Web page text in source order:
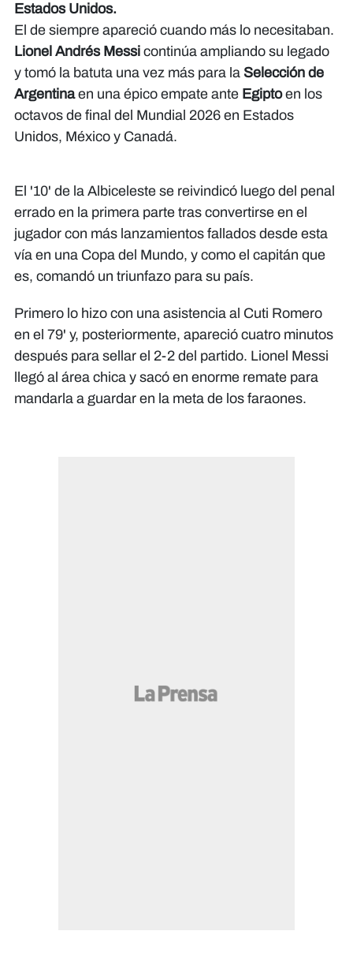
Estados Unidos.
El de siempre apareció cuando más lo necesitaban.
Lionel Andrés Messi continúa ampliando su legado
y tomó la batuta una vez más para la Selección de
Argentinaen una épico empate ante Egiptoen los
octavos de final del Mundial 2026 en Estados
Unidos, México y Canadá.
El '10' de la Albiceleste se reivindicó luego del penal
errado en la primera parte tras convertirse en el
jugador con más lanzamientos fallados desde esta
vía en una Copa del Mundo, y como el capitán que
es, comandó un triunfazo para su país.
Primero lo hizo con una asistencia al Cuti Romero
en el 79' y, posteriormente, apareció cuatro minutos
después para sellar el 2-2 del partido. Lionel Messi
llegó al área chica y sacó en enorme remate para
mandarla a guardar en la meta de los faraones.